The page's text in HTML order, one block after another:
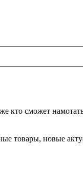
кто сможет
новые